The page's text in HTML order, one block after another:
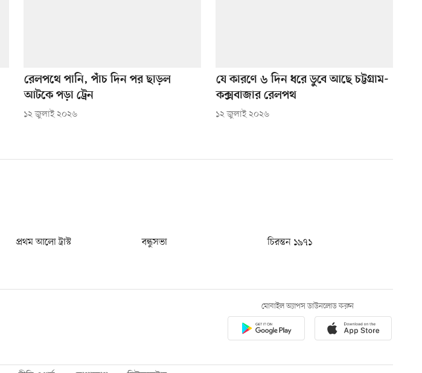
রেলপথে পানি, পাঁচ দিন পর ছাড়ল
আটকে পড়া ট্রেন
১২ জুলাই ২০২৬
যে কারণে ৬ দিন ধরে ডুবে আছে চট্টগ্রাম-
কক্সবাজার রেলপথ
১২ জুলাই ২০২৬
প্রথম আলো ট্রাস্ট বন্ধুসভা
চিরন্তন ১৯৭১
মোবাইল অ্যাপস ডাউনলোড করুন